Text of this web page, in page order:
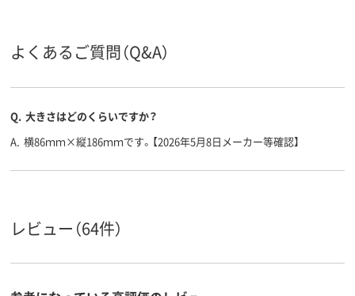
よくあるご質問（Q&A）
Q. 大きさはどのくらいですか？
A. 横86ｍｍ×縦186ｍｍです。【2026年5月8日メーカー等確認】
レビュー（64件）